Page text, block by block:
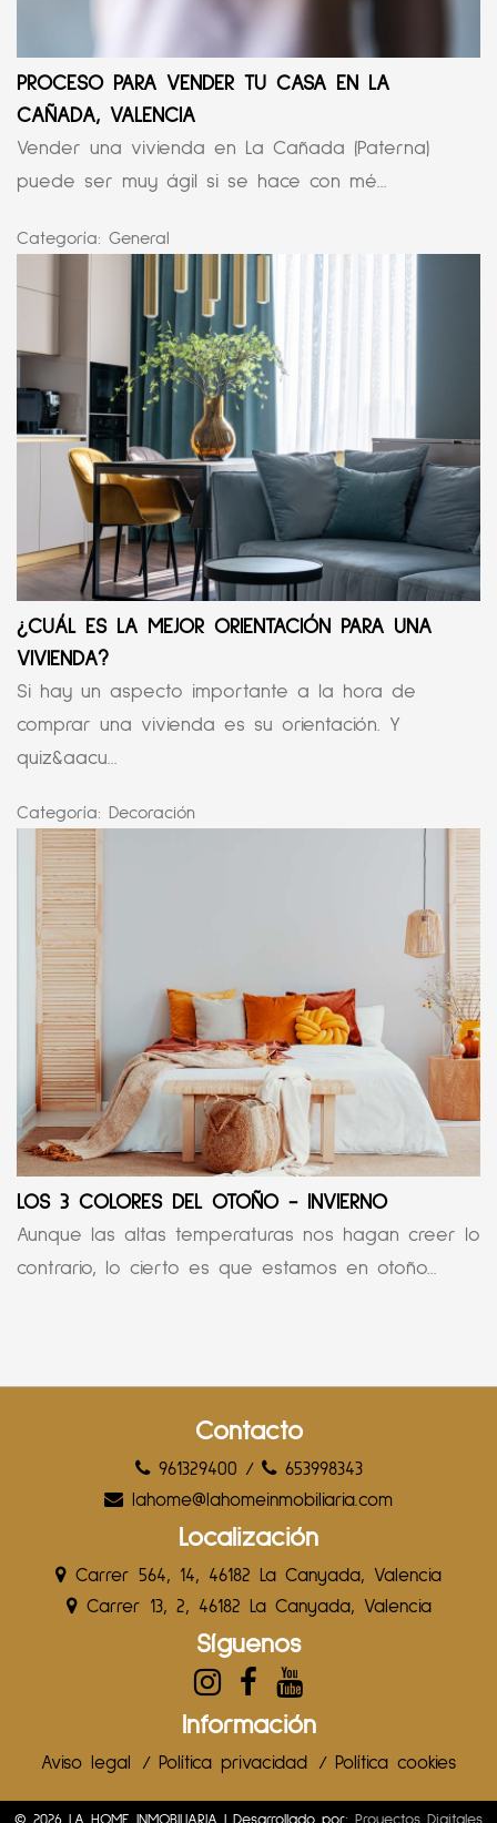
PROCESO PARA VENDER TU CASA EN LA
CAÑADA, VALENCIA
Vender una vivienda en La Cañada (Paterna)
puede ser muy ágil si se hace con mé...
Categoría: General
¿CUÁL ES LA MEJOR ORIENTACIÓN PARA UNA
VIVIENDA?
Si hay un aspecto importante a la hora de
comprar una vivienda es su orientación. Y
quiz&aacu...
Categoría: Decoración
LOS 3 COLORES DEL OTOÑO - INVIERNO
Aunque las altas temperaturas nos hagan creer lo
contrario, lo cierto es que estamos en otoño...
Contacto
961329400 /
653998343
lahome@lahomeinmobiliaria.com
Localización
Carrer 564, 14, 46182 La Canyada, Valencia
Carrer 13, 2, 46182 La Canyada, Valencia
Síguenos
Información
Aviso legal / Política privacidad / Política cookies
© 2026 LA HOME INMOBILIARIA | Desarrollado por: Proyectos Digitales